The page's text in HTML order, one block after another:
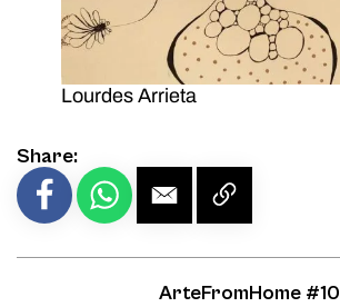
Lourdes Arrieta
Share:
ArteFromHome #10